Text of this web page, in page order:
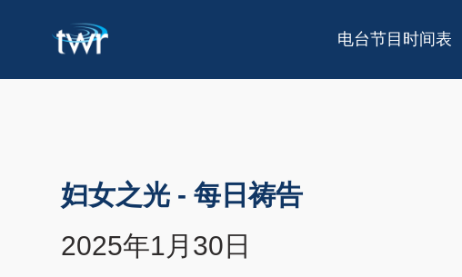
电台节目时间表
妇女之光 - 每日祷告
2025年1月30日